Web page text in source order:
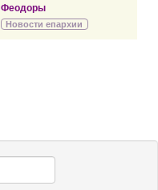
Феодоры
Новости епархии